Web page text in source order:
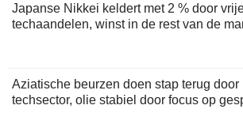
Japanse Nikkei keldert met 2 % door
techaandelen, winst in de rest van de
Aziatische beurzen doen stap terug door
techsector, olie stabiel door focus op